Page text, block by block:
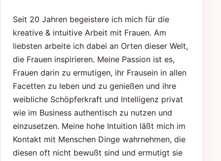
Seit 20 Jahren begeistere ich mich für die
kreative & intuitive Arbeit mit Frauen. Am
liebsten arbeite ich dabei an Orten dieser Welt,
die Frauen inspirieren. Meine Passion ist es,
Frauen darin zu ermutigen, ihr Frausein in allen
Facetten zu leben und zu genießen und ihre
weibliche Schöpferkraft und Intelligenz privat
wie im Business authentisch zu nutzen und
einzusetzen. Meine hohe Intuition läßt mich im
Kontakt mit Menschen Dinge wahrnehmen, die
diesen oft nicht bewußt sind und ermutigt sie